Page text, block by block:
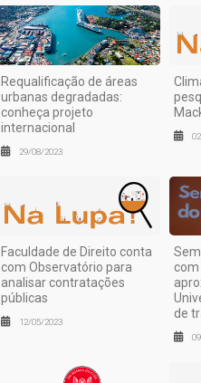
Requalificação de áreas
urbanas degradadas:
conheça projeto
internacional
29/08/2023
Faculdade de Direito conta
com Observatório para
analisar contratações
públicas
12/05/2023
de